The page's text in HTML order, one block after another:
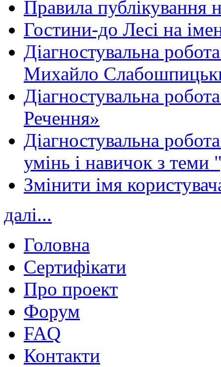
Правила публікування
Гостини-до Лесі на
Діагностувальна
Михайло
Діагностувальна
Речення»
Діагностувальна
умінь і навичок з теми
Змінити імя
далі...
Головна
Сертифікати
Про проект
Форум
FAQ
Контакти